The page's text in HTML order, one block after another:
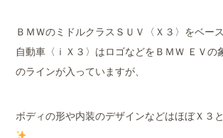
ＢＭＷのミドルクラスＳＵＶ〈Ｘ３〉をベー
自動車〈ｉＸ３〉はロゴなどをＢＭＷ ＥＶの
のラインが入っていますが、
ボディの形や内装のデザインなどはほぼＸ３